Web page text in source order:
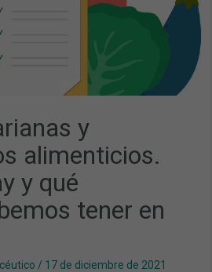
y
alimenticios.
y qué
tener en
/ 17 de diciembre de 2021